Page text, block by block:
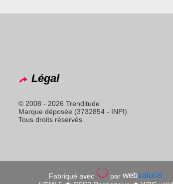
Légal
© 2008 - 2026 Trenditude
Marque déposée (3732854 - INPI)
Tous droits réservés
Fabriqué avec par webvaloris